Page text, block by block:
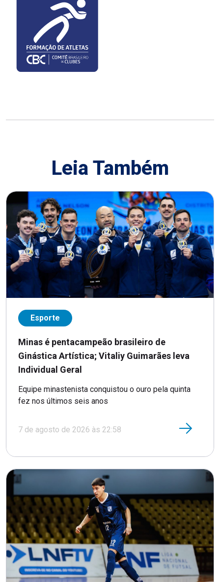
Leia Também
Esporte
Minas é pentacampeão brasileiro de
Ginástica Artística; Vitaliy Guimarães leva
Individual Geral
Equipe minastenista conquistou o ouro pela quinta
fez nos últimos seis anos
7 de agosto de 2026 às 22:58